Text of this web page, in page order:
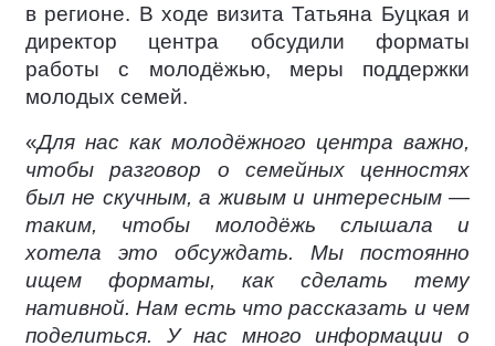
в регионе. В ходе визита Татьяна Буцкая и
директор центра обсудили форматы
работы с молодёжью, меры поддержки
молодых семей.
«Для нас как молодёжного центра важно,
чтобы разговор о семейных ценностях
был не скучным, а живым и интересным —
таким, чтобы молодёжь слышала и
хотела это обсуждать. Мы постоянно
ищем форматы, как сделать тему
нативной. Нам есть что рассказать и чем
поделиться. У нас много информации о